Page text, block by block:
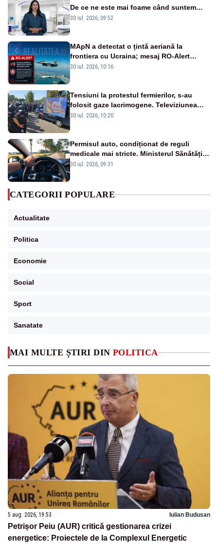
MAI MULTE ȘTIRI DIN POLITICA
5 aug. 2026, 19:53 Iulian Budusan
Petrișor Peiu (AUR) critică gestionarea crizei
energetice: Proiectele de la Complexul Energetic
De ce ne este mai foame când suntem
obosiți?
30 iul. 2026, 09:52
MApN a detectat o țintă aeriană la
frontiera cu Ucraina; mesaj RO-Alert
transmis în județul Tulcea
30 iul. 2026, 10:16
Tensiuni la protestul fermierilor, s-au
folosit gaze lacrimogene. Televiziunea
Poporului face apel la calm – LIVE TEXT
30 iul. 2026, 10:20
Permisul auto, condiționat de reguli
medicale mai stricte. Ministerul Sănătății
propune schimbări majore
30 iul. 2026, 09:31
CATEGORII POPULARE
Actualitate
Politica
Economie
Social
Sport
Sanatate